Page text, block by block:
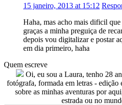
15 janeiro, 2013 at 15:12
Haha, mas acho mais dificil
graças a minha preguiça de
depois vou digitalizar e postar
em dia primeiro, haha
Quem escreve
Oi, eu sou a Laura, tenho 28
fotógrafa, formada em letras -
sobre as minhas aventuras por
estrada ou no